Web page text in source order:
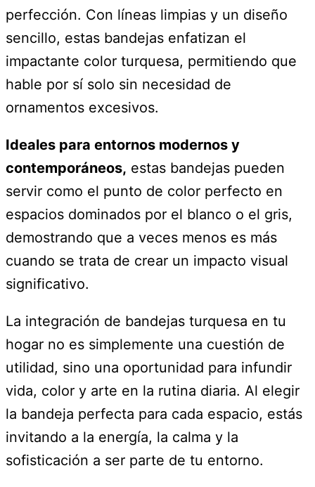
perfección. Con líneas limpias y un diseño
sencillo, estas bandejas enfatizan el
impactante color turquesa, permitiendo que
hable por sí solo sin necesidad de
ornamentos excesivos.
Ideales para entornos modernos y
contemporáneos, estas bandejas pueden
servir como el punto de color perfecto en
espacios dominados por el blanco o el gris,
demostrando que a veces menos es más
cuando se trata de crear un impacto visual
significativo.
La integración de bandejas turquesa en tu
hogar no es simplemente una cuestión de
utilidad, sino una oportunidad para infundir
vida, color y arte en la rutina diaria. Al elegir
la bandeja perfecta para cada espacio, estás
invitando a la energía, la calma y la
sofisticación a ser parte de tu entorno.